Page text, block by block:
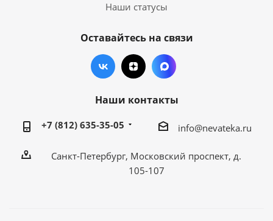
Наши статусы
Оставайтесь на связи
Наши контакты
+7 (812) 635-35-05 info@nevateka.ru
Санкт-Петербург, Московский проспект, д.
105-107